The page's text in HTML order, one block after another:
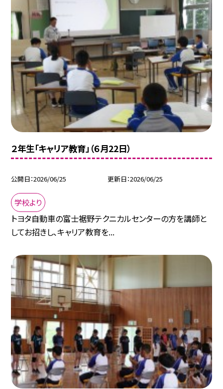
２年生「キャリア教育」（６月22日）
公開日 2026/06/25 更新日 2026/06/25
学校より
トヨタ自動車の富士裾野テクニカルセンターの方を講師と
してお招きし、キャリア教育を...